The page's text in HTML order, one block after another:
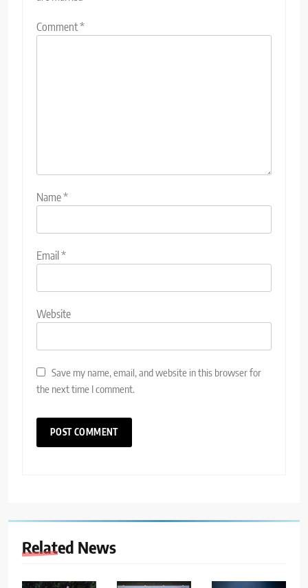
Comment*
Name*
Email *
Website
Save my name, email, and website in this browser for
the next time I comment.
Related News